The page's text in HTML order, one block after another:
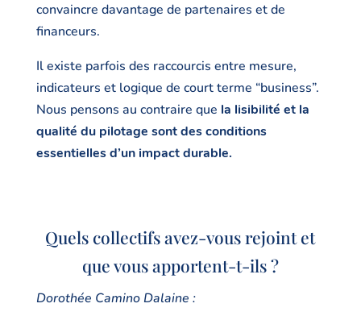
convaincre davantage de partenaires et de
financeurs.
Il existe parfois des raccourcis entre mesure,
indicateurs et logique de court terme “business”.
Nous pensons au contraire que la lisibilité et la
qualité du pilotage sont des conditions
essentielles d’un impact durable.
Quels collectifs avez-vous rejoint et
que vous apportent-t-ils ?
Dorothée Camino Dalaine :